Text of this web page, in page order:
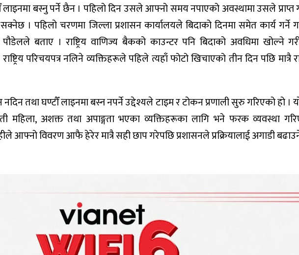
लाइनमा बस्नु पर्ने छैन । पहिलो दिन उसले आफ्नो समय नपाएको अवस्थामा उसले प्राप्त
। पहिलो चरणमा जिल्ला प्रशासन कार्यालयले बिदाको दिनमा समेत कार्य गर्ने
बताए । राष्ट्रिय वाणिज्य बैकको काउन्टर पनि बिदाको अवधिमा खोल्ने
परिचयपत्र नलिने व्यक्तिहरूले पहिले त्यहाँ फोटो खिचाएको तीन दिन पछि मात्रै
तथा घण्टौँ लाइनमा बस्न नपर्ने उद्देश्यले टाइम र टोकन प्रणाली सुरु गरिएको हो ।
महिला, अशक्त तथा अपाङ्गता भएका व्यक्तिहरूका लागि भने फरक व्यवस्था
आफ्नो विवरण आफै हेरेर मात्रै सही छाप गरेपछि प्रशासनले प्रक्रियालाई अगाडी